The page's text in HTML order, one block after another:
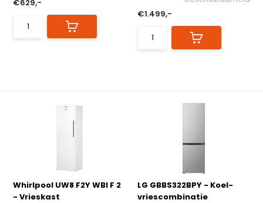
€629,-
€1.499,-
Whirlpool UW8 F2Y WBI F 2
- Vrieskast
LG GBBS322BPY - Koel-
vriescombinatie